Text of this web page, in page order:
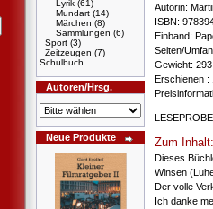
Lyrik (61)
Mundart (14)
Märchen (8)
Sammlungen (6)
Sport (3)
Zeitzeugen (7)
Schulbuch
Autoren/Hrsg.
Neue Produkte
Autorin:
ISBN:
Einband:
Seiten/
Gewicht:
Erschienen :
Zum Inhalt:
Dieses
Winsen
Der volle
Ich danke